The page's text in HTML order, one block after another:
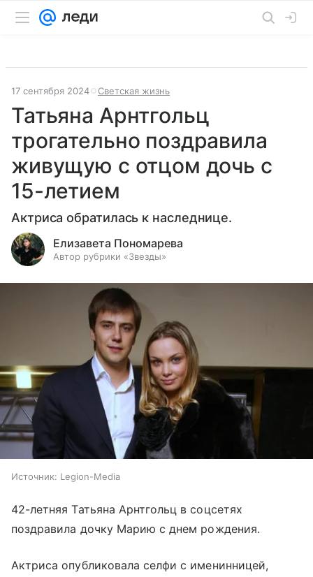
17 сентября 2024 Светская жизнь
Татьяна Арнтгольц
трогательно поздравила
живущую с отцом дочь с
15-летием
Актриса обратилась к наследнице.
Елизавета Пономарева
Автор рубрики «Звезды»
Источник: Legion-Media
42-летняя Татьяна Арнтгольц в соцсетях
поздравила дочку Марию с днем рождения.
Актриса опубликовала селфи с именинницей,